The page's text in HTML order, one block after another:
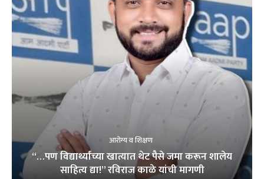
आरोग्य व शिक्षण
“…पण विद्यार्थ्यांच्या खात्यात थेट पैसे जमा करून शालेय
साहित्य द्या!” रविराज काळे यांची मागणी